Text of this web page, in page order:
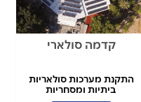
קדמה סולארי
התקנת מערכות סולאריות
ביתיות ומסחריות